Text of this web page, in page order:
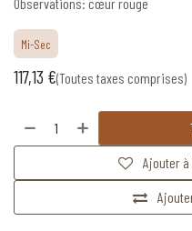
Observations: cœur rouge
Mi-Sec
117,13 €(Toutes taxes comprises)
Ajouter